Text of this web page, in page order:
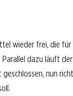
wieder frei, die
dazu läuft
nun